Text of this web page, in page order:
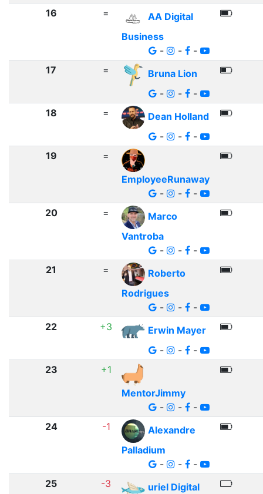
16
=
AA Digital
Business
-
-
-
17
=
Bruna Lion
-
-
-
18
=
Dean Holland
-
-
-
19
=
EmployeeRunaway
-
-
-
20
=
Marco
Vantroba
-
-
-
21
=
Roberto
Rodrigues
-
-
-
22
+3
Erwin Mayer
-
-
-
23
+1
MentorJimmy
-
-
-
24
-1
Alexandre
Palladium
-
-
-
25
-3
uriel Digital